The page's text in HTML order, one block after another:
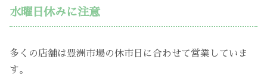
水曜日休みに注意
多くの店舗は豊洲市場の休市日に合わせて営業していま
す。